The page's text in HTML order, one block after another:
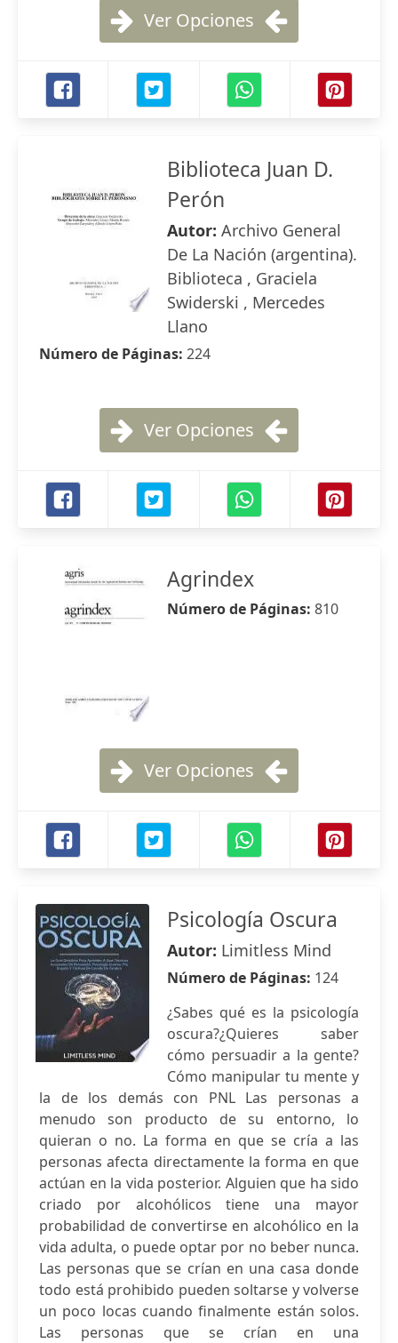
Ver Opciones
Biblioteca Juan D.
Perón
Autor: Archivo General
De La Nación (argentina).
Biblioteca , Graciela
Swiderski , Mercedes
Llano
Número de Páginas: 224
Ver Opciones
Agrindex
Número de Páginas: 810
Ver Opciones
Psicología Oscura
Autor: Limitless Mind
Número de Páginas: 124
¿Sabes qué es la psicología
oscura?¿Quieres saber
cómo persuadir a la gente?
Cómo manipular tu mente y
la de los demás con PNL Las personas a
menudo son producto de su entorno, lo
quieran o no. La forma en que se cría a las
personas afecta directamente la forma en que
actúan en la vida posterior. Alguien que ha sido
criado por alcohólicos tiene una mayor
probabilidad de convertirse en alcohólico en la
vida adulta, o puede optar por no beber nunca.
Las personas que se crían en una casa donde
todo está prohibido pueden soltarse y volverse
un poco locas cuando finalmente están solos.
Las personas que se crían en una